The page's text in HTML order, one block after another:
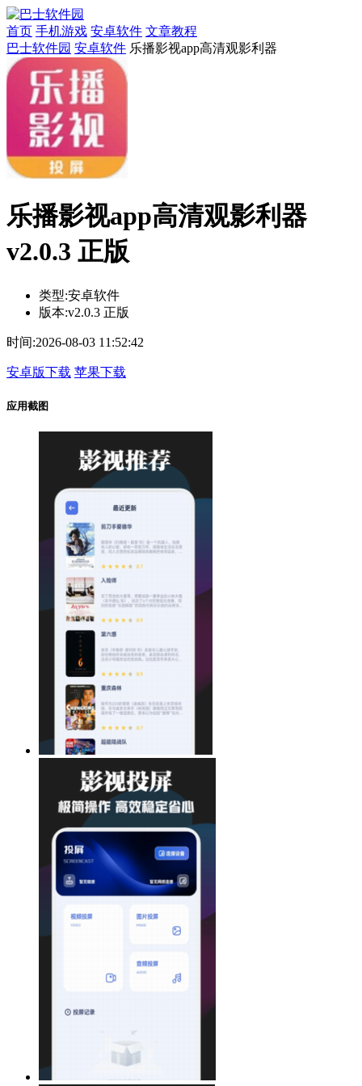
首页 手机游戏 安卓软件 文章教程
巴士软件园 安卓软件 乐播影视app高清观影利器
乐播影视app高清观影利器
v2.0.3 正版
类型:安卓软件
版本:v2.0.3 正版
时间:2026-08-03 11:52:42
安卓版下载 苹果下载
应用截图